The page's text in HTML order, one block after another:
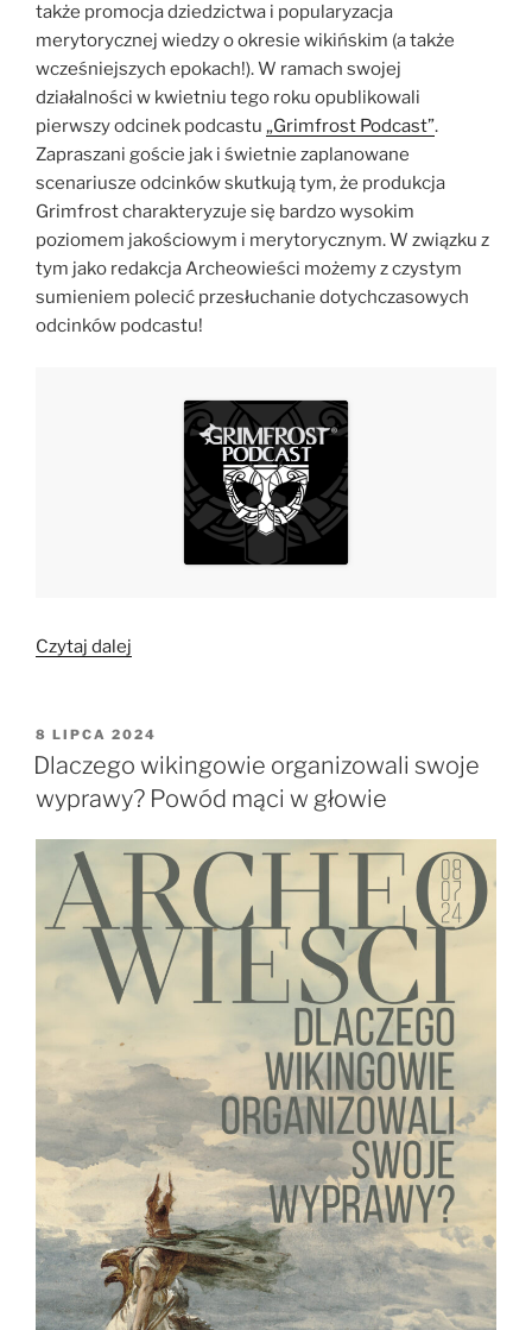
także promocja dziedzictwa i popularyzacja
merytorycznej wiedzy o okresie wikińskim (a także
wcześniejszych epokach!). W ramach swojej
działalności w kwietniu tego roku opublikowali
pierwszy odcinek podcastu „Grimfrost Podcast”.
Zapraszani goście jak i świetnie zaplanowane
scenariusze odcinków skutkują tym, że produkcja
Grimfrost charakteryzuje się bardzo wysokim
poziomem jakościowym i merytorycznym. W związku z
tym jako redakcja Archeowieści możemy z czystym
sumieniem polecić przesłuchanie dotychczasowych
odcinków podcastu!
Czytaj dalej
wiedzy
o
Wikingach
lotów”
OPUBLIKOWANE
W
8 LIPCA 2024
Dlaczego wikingowie organizowali swoje
wyprawy? Powód mąci w głowie